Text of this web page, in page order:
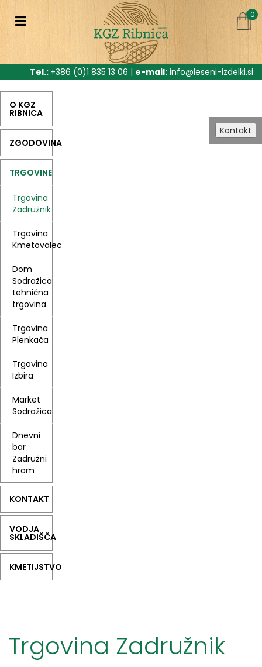
Kontakt
0
Tel.: +386 (0)1 835 13 06 | e-mail: info@leseni-izdelki.si
O KGZ
RIBNICA
ZGODOVINA
TRGOVINE
Trgovina
Zadružnik
Trgovina
Kmetovalec
Dom
Sodražica
tehnična
trgovina
Trgovina
Plenkača
Trgovina
Izbira
Market
Sodražica
Dnevni
bar
Zadružni
hram
KONTAKT
VODJA
SKLADIŠČA
KMETIJSTVO
Trgovina Zadružnik